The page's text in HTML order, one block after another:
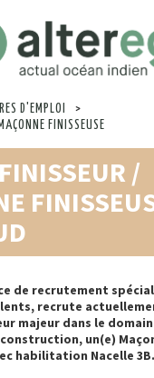
D'EMPLOI
>
FINISSEUSE
/
de recrutement
recrute
majeur dans le
un(e)
habilitation Nacelle 3B.